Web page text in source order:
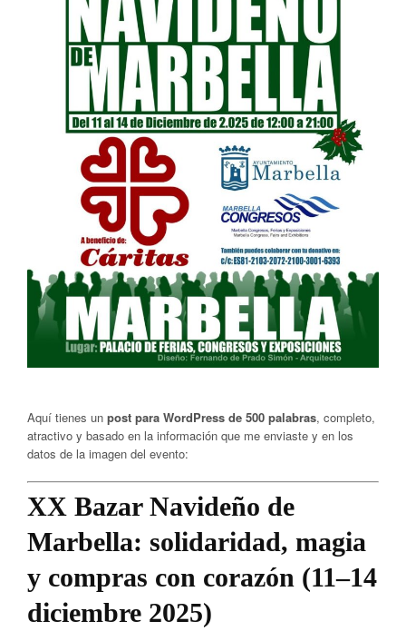
Aquí tienes un post para WordPress de 500 palabras, completo,
atractivo y basado en la información que me enviaste y en los
datos de la imagen del evento:
XX Bazar Navideño de
Marbella: solidaridad, magia
y compras con corazón (11–14
diciembre 2025)